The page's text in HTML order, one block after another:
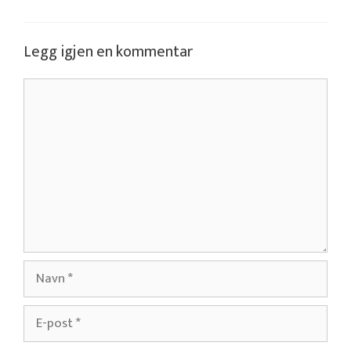
Legg igjen en kommentar
Navn
post